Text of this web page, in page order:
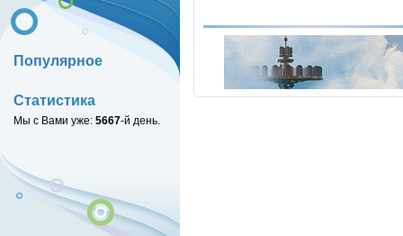
Популярное
Статистика
Мы с Вами уже: 5667-й день.